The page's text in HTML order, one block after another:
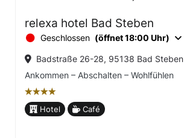
relexa hotel Bad Steben
Geschlossen (öffnet 18:00 Uhr)
Badstraße 26-28, 95138 Bad Steben
Ankommen – Abschalten – Wohlfühlen
țțțț
Hotel Café